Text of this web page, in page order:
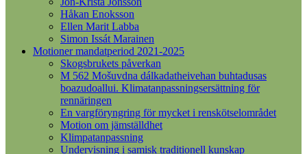
Håkan Enoksson
Ellen Marit Labba
Simon Issát Marainen
Motioner mandatperiod 2021-2025
Skogsbrukets påverkan
M 562 Mošuvdna dálkadatheivehan buhtadusas
boazudoallui. Klimatanpassningsersättning för
rennäringen
En vargföryngring för mycket i renskötselområdet
Motion om jämställdhet
Klimpatanpassning
Undervisning i samisk traditionell kunskap